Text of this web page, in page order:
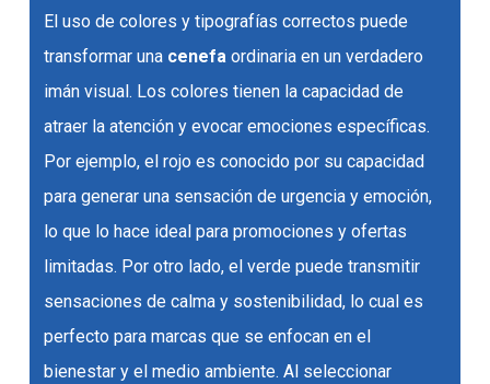
El uso de colores y tipografías correctos puede
transformar una cenefa ordinaria en un verdadero
imán visual. Los colores tienen la capacidad de
atraer la atención y evocar emociones específicas.
Por ejemplo, el rojo es conocido por su capacidad
para generar una sensación de urgencia y emoción,
lo que lo hace ideal para promociones y ofertas
limitadas. Por otro lado, el verde puede transmitir
sensaciones de calma y sostenibilidad, lo cual es
perfecto para marcas que se enfocan en el
bienestar y el medio ambiente. Al seleccionar